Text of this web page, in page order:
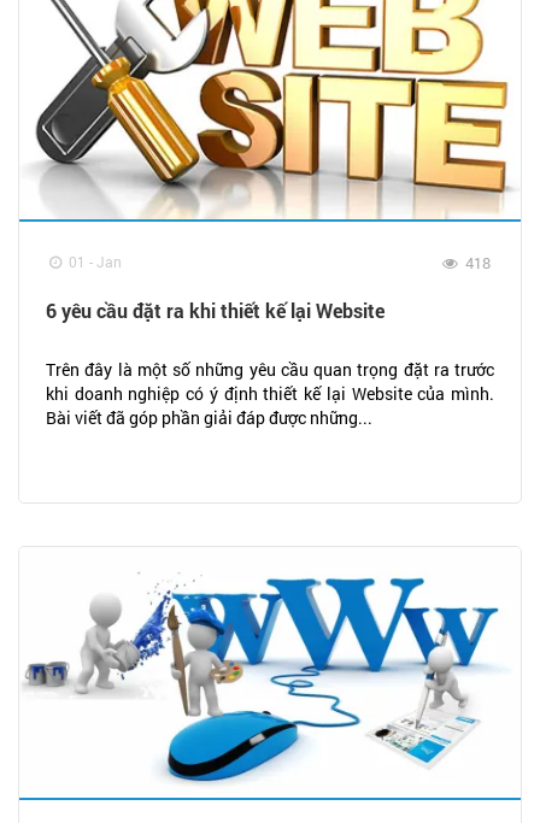
01 - Jan 418
6 yêu cầu đặt ra khi thiết kế lại Website
Trên đây là một số những yêu cầu quan trọng đặt ra trước
khi doanh nghiệp có ý định thiết kế lại Website của mình.
Bài viết đã góp phần giải đáp được những...